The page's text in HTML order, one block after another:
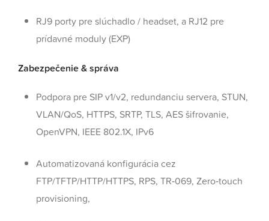
RJ9 porty pre slúchadlo / headset, a RJ12 pre
prídavné moduly (EXP)
Zabezpečenie & správa
Podpora pre SIP v1/v2, redundanciu servera, STUN,
VLAN/QoS, HTTPS, SRTP, TLS, AES šifrovanie,
OpenVPN, IEEE 802.1X, IPv6
Automatizovaná konfigurácia cez
FTP/TFTP/HTTP/HTTPS, RPS, TR‑069, Zero‑touch
provisioning,